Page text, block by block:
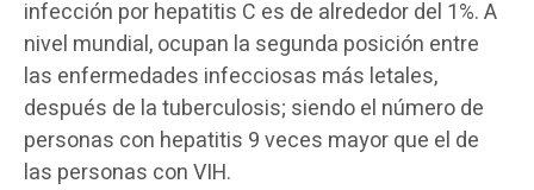
infección por hepatitis C es de alrededor del 1%. A
nivel mundial, ocupan la segunda posición entre
las enfermedades infecciosas más letales,
después de la tuberculosis; siendo el número de
personas con hepatitis 9 veces mayor que el de
las personas con VIH.